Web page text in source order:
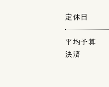
定休日
平均予算
決済